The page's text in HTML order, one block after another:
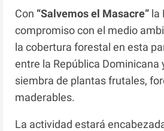
Con “Salvemos el Masacre” la
compromiso con el medio
la cobertura forestal en esta
entre la República Dominicana
siembra de plantas frutales,
maderables.
La actividad estará